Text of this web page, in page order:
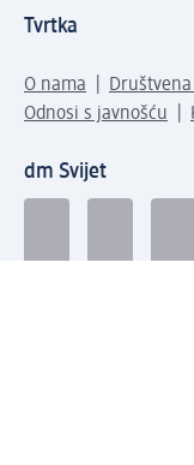
Tvrtka
O nama
Odnosi s javnošću
dm Svijet